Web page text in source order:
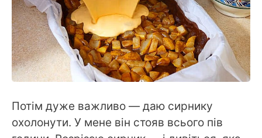
Потім дуже важливо — даю сирнику
охолонути. У мене він стояв всього пів